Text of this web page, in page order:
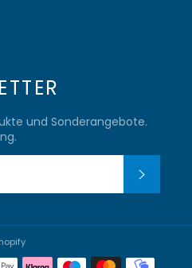
und Sonderangebote.